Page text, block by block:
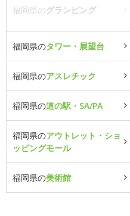
福岡県のグランピング
福岡県のタワー・展望台
福岡県のアスレチック
福岡県の道の駅・SA/PA
福岡県のアウトレット・ショ
ッピングモール
福岡県の美術館